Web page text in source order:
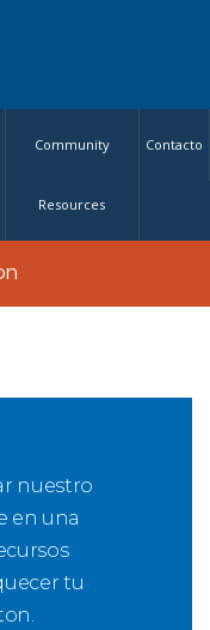
Community
Resources
Contacto
nuestro
en una
tu